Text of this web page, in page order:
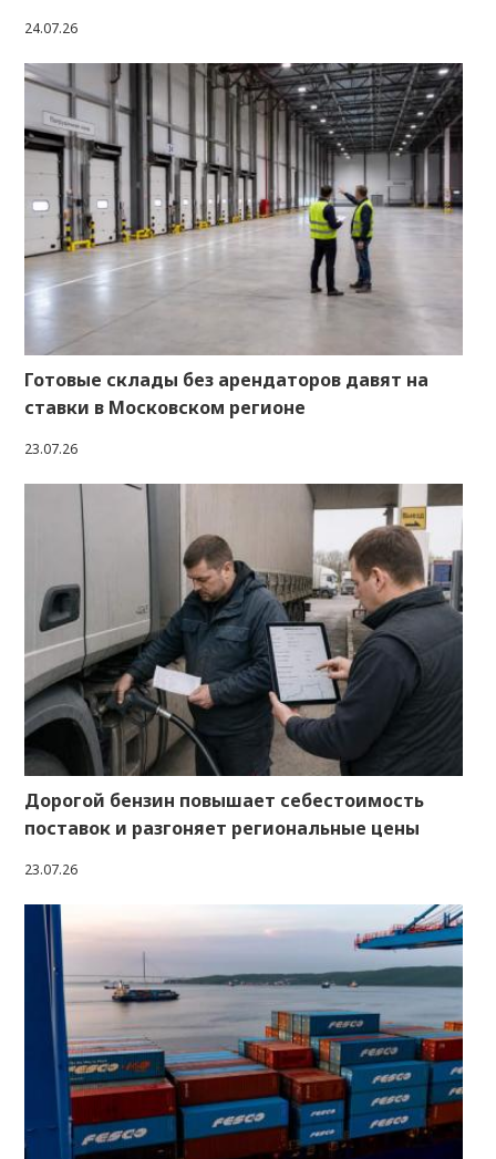
24.07.26
Готовые склады без арендаторов давят на
ставки в Московском регионе
23.07.26
Дорогой бензин повышает себестоимость
поставок и разгоняет региональные цены
23.07.26